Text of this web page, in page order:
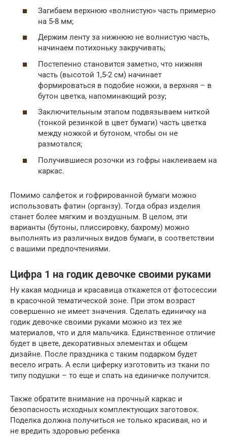
Загибаем верхнюю «волнистую» часть примерно
на 5-8 мм;
Держим ленту за нижнюю не волнистую часть,
начинаем потихоньку закручивать;
Постепенно становится заметно, что нижняя
часть (высотой 1,5-2 см) начинает
формироваться в подобие ножки, а верхняя – в
бутон цветка, напоминающий розу;
Заключительным этапом подвязываем ниткой
(тонкой резинкой в цвет бумаги) часть цветка
между ножкой и бутоном, чтобы он не
размотался;
Получившиеся розочки из гофры наклеиваем на
каркас.
Помимо салфеток и гофрированной бумаги можно
использовать фатин (органзу). Тогда образ изделия
станет более мягким и воздушным. В целом, эти
варианты (бутоны, плиссировку, бахрому) можно
выполнять из различных видов бумаги, в соответствии
с вашими предпочтениями.
Цифра 1 на годик девочке своими руками
Ну какая модница и красавица откажется от фотосессии
в красочной тематической зоне. При этом возраст
совершенно не имеет значения. Сделать единичку на
годик девочке своими руками можно из тех же
материалов, что и для мальчика. Единственное отличие
будет в цвете, декоративных элементах и общем
дизайне. После праздника с таким подарком будет
весело играть. А если циферку изготовить из ткани по
типу подушки – то еще и спать на единичке получится.
Также обратите внимание на прочный каркас и
безопасность исходных комплектующих заготовок.
Поделка должна получиться не только красивая, но и
не вредить здоровью ребенка